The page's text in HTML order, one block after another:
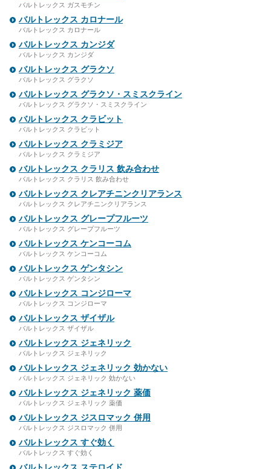
バルトレックス ガスモチン
バルトレックス カロナール
バルトレックス カロナール
バルトレックス カンジダ
バルトレックス カンジダ
バルトレックス グラクソ
バルトレックス グラクソ
バルトレックス グラクソ・スミスクライン
バルトレックス グラクソ・スミスクライン
バルトレックス クラビット
バルトレックス クラビット
バルトレックス クラミジア
バルトレックス クラミジア
バルトレックス クラリス 飲み合わせ
バルトレックス クラリス 飲み合わせ
バルトレックス クレアチニンクリアランス
バルトレックス クレアチニンクリアランス
バルトレックス グレープフルーツ
バルトレックス グレープフルーツ
バルトレックス ケンコーコム
バルトレックス ケンコーコム
バルトレックス ゲンタシン
バルトレックス ゲンタシン
バルトレックス コンジローマ
バルトレックス コンジローマ
バルトレックス ザイザル
バルトレックス ザイザル
バルトレックス ジェネリック
バルトレックス ジェネリック
バルトレックス ジェネリック 効かない
バルトレックス ジェネリック 効かない
バルトレックス ジェネリック 薬価
バルトレックス ジェネリック 薬価
バルトレックス ジスロマック 併用
バルトレックス ジスロマック 併用
バルトレックス すぐ効く
バルトレックス すぐ効く